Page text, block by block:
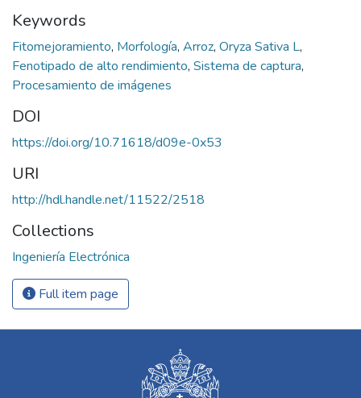
Keywords
Fitomejoramiento, Morfología, Arroz, Oryza Sativa L,
Fenotipado de alto rendimiento, Sistema de captura,
Procesamiento de imágenes
DOI
https://doi.org/10.71618/d09e-0x53
URI
http://hdl.handle.net/11522/2518
Collections
Ingeniería Electrónica
Full item page